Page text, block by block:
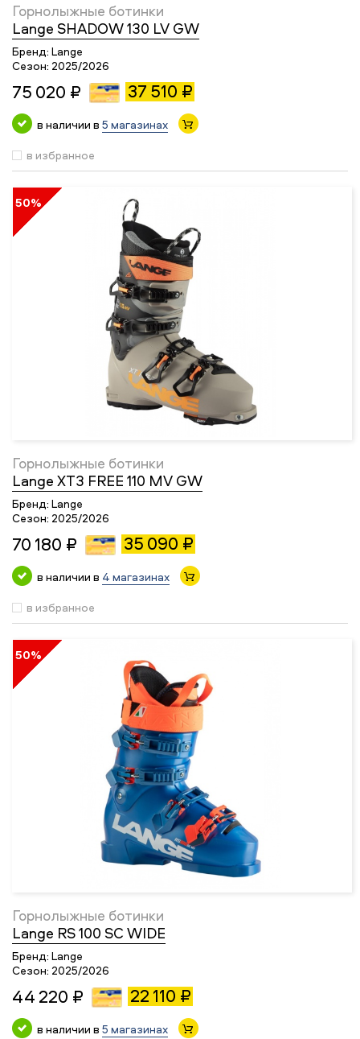
Горнолыжные ботинки
Lange SHADOW 130 LV GW
Бренд: Lange
Сезон: 2025/2026
75 020 ₽ 37 510 ₽
в наличии в 5 магазинах
в избранное
50%
Горнолыжные ботинки
Lange XT3 FREE 110 MV GW
Бренд: Lange
Сезон: 2025/2026
70 180 ₽ 35 090 ₽
в наличии в 4 магазинах
в избранное
50%
Горнолыжные ботинки
Lange RS 100 SC WIDE
Бренд: Lange
Сезон: 2025/2026
44 220 ₽ 22 110 ₽
в наличии в 5 магазинах